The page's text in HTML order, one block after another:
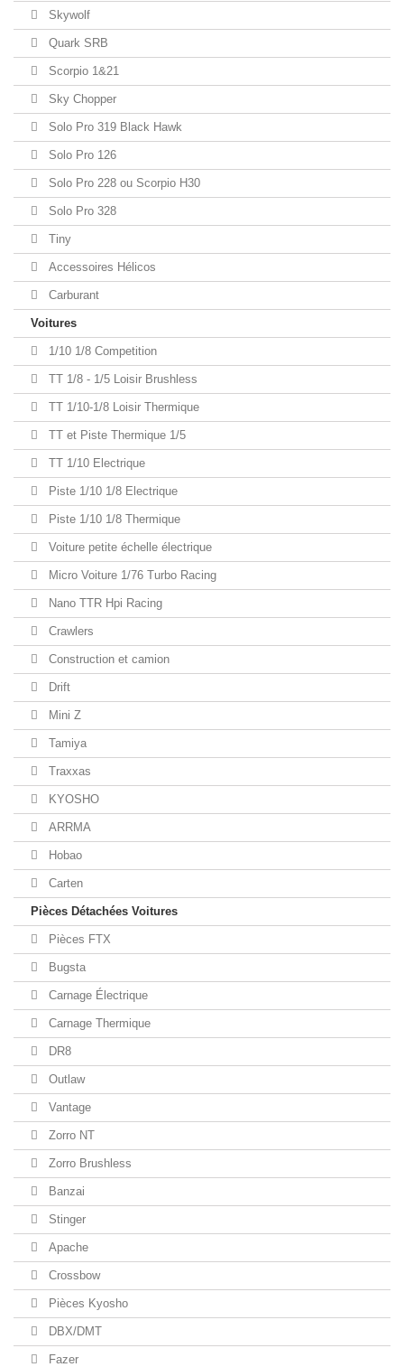
Skywolf
Quark SRB
Scorpio 1&21
Sky Chopper
Solo Pro 319 Black Hawk
Solo Pro 126
Solo Pro 228 ou Scorpio H30
Solo Pro 328
Tiny
Accessoires Hélicos
Carburant
Voitures
1/10 1/8 Competition
TT 1/8 - 1/5 Loisir Brushless
TT 1/10-1/8 Loisir Thermique
TT et Piste Thermique 1/5
TT 1/10 Electrique
Piste 1/10 1/8 Electrique
Piste 1/10 1/8 Thermique
Voiture petite échelle électrique
Micro Voiture 1/76 Turbo Racing
Nano TTR Hpi Racing
Crawlers
Construction et camion
Drift
Mini Z
Tamiya
Traxxas
KYOSHO
ARRMA
Hobao
Carten
Pièces Détachées Voitures
Pièces FTX
Bugsta
Carnage Électrique
Carnage Thermique
DR8
Outlaw
Vantage
Zorro NT
Zorro Brushless
Banzai
Stinger
Apache
Crossbow
Pièces Kyosho
DBX/DMT
Fazer